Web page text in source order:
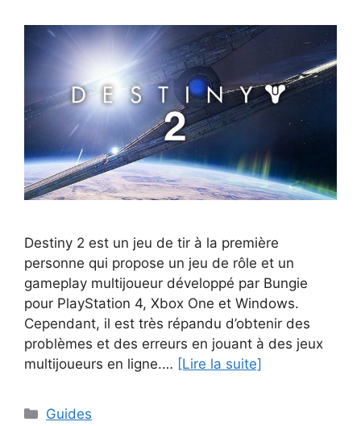
Destiny 2 est un jeu de tir à la première
personne qui propose un jeu de rôle et un
gameplay multijoueur développé par Bungie
pour PlayStation 4, Xbox One et Windows.
Cependant, il est très répandu d’obtenir des
problèmes et des erreurs en jouant à des jeux
multijoueurs en ligne.… [Lire la suite]
Catégories
Guides